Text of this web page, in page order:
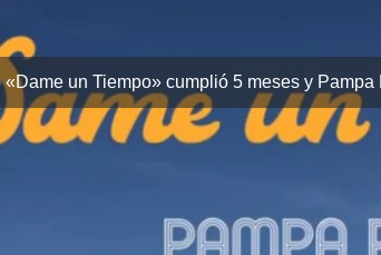
un Tiempo» cumplió 5 meses y